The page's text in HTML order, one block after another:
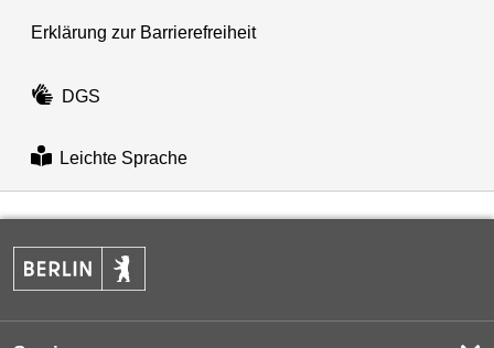
Erklärung zur Barrierefreiheit
DGS
Leichte Sprache